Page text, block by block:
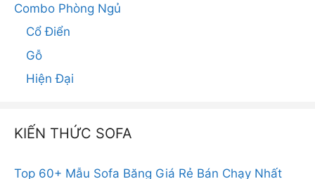
Combo Phòng Ngủ
Cổ Điển
Gỗ
Hiện Đại
KIẾN THỨC SOFA
Top 60+ Mẫu Sofa Băng Giá Rẻ Bán Chạy Nhất